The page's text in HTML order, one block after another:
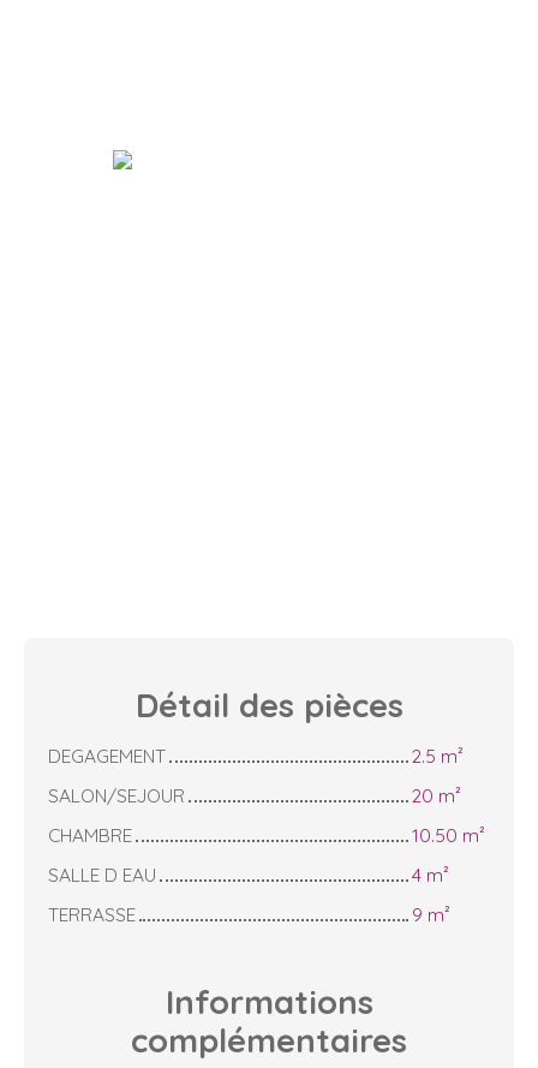
Détail des pièces
DEGAGEMENT
2.5 m²
SALON/SEJOUR
20 m²
CHAMBRE
10.50 m²
SALLE D EAU
4 m²
TERRASSE
9 m²
Informations
complémentaires